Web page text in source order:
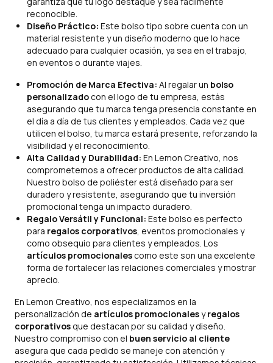
reconocible.
Diseño Práctico: Este bolso tipo sobre cuenta con un
material resistente y un diseño moderno que lo hace
adecuado para cualquier ocasión, ya sea en el trabajo,
en eventos o durante viajes.
Promoción de Marca Efectiva: Al regalar un bolso
personalizadocon el logo de tu empresa, estás
asegurando que tu marca tenga presencia constante en
el día a día de tus clientes y empleados. Cada vez que
utilicen el bolso, tu marca estará presente, reforzando la
visibilidad y el reconocimiento.
Alta Calidad y Durabilidad: En Lemon Creativo, nos
comprometemos a ofrecer productos de alta calidad.
Nuestro bolso de poliéster está diseñado para ser
duradero y resistente, asegurando que tu inversión
promocional tenga un impacto duradero.
Regalo Versátil y Funcional: Este bolso es perfecto
para regalos corporativos , eventos promocionales y
como obsequio para clientes y empleados. Los
artículos promocionalescomo este son una excelente
forma de fortalecer las relaciones comerciales y mostrar
aprecio.
En Lemon Creativo, nos especializamos en la
personalización de artículos promocionalesyregalos
corporativos que destacan por su calidad y diseño.
Nuestro compromiso con el buen servicio al cliente
asegura que cada pedido se maneje con atención y